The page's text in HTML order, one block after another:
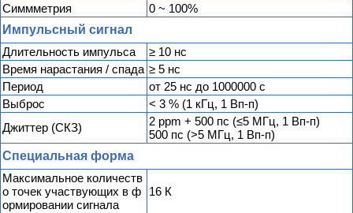
Симмметрия
0 ~ 100%
Импульсный сигнал
Длительность импульса
≥ 10 нс
Время нарастания / спада ≥ 5 нс
Период
от 25 нс до 1000000 с
Выброс
< 3 % (1 кГц, 1 Вп-п)
Джиттер (СКЗ)
2 ppm + 500 пс (≤5 МГц, 1 Вп-п)
500 пс (>5 МГц, 1 Вп-п)
Специальная форма
Максимальное количеств
о точек участвующих в ф
ормировании сигнала
16 К